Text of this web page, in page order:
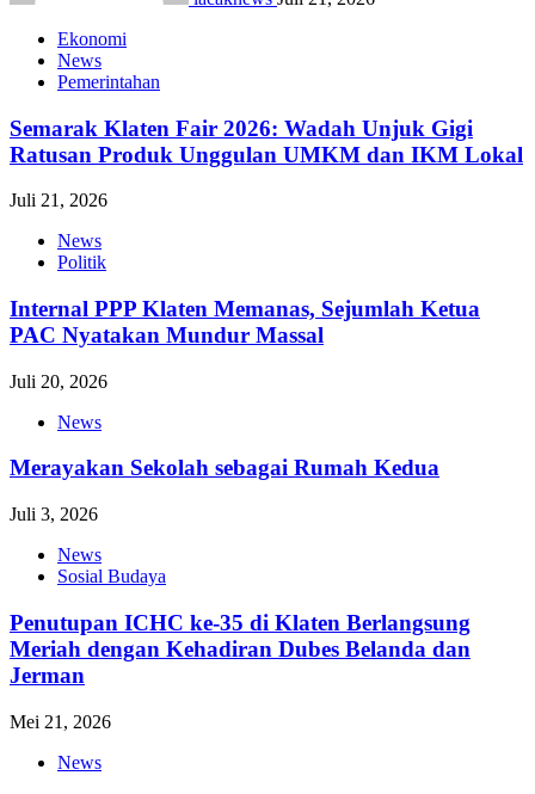
Ekonomi
News
Pemerintahan
Semarak Klaten Fair 2026: Wadah Unjuk Gigi
Ratusan Produk Unggulan UMKM dan IKM Lokal
Juli 21, 2026
News
Politik
Internal PPP Klaten Memanas, Sejumlah Ketua
PAC Nyatakan Mundur Massal
Juli 20, 2026
News
Merayakan Sekolah sebagai Rumah Kedua
Juli 3, 2026
News
Sosial Budaya
Penutupan ICHC ke-35 di Klaten Berlangsung
Meriah dengan Kehadiran Dubes Belanda dan
Jerman
Mei 21, 2026
News